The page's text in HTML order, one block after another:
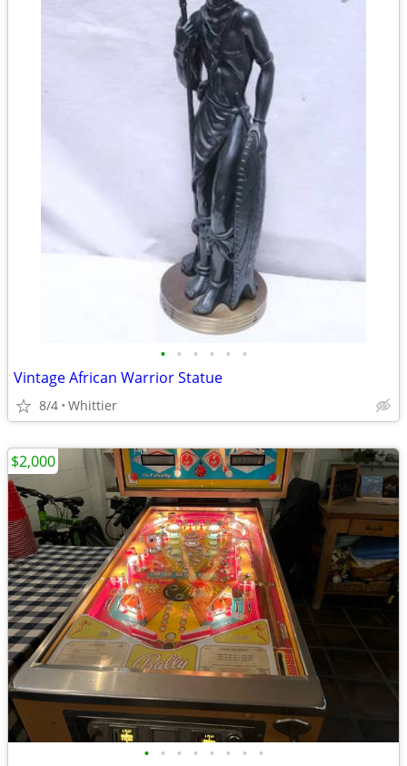
• • • • • •
Vintage African Warrior Statue
8/4 Whittier
• • • • • • • •
$2,000